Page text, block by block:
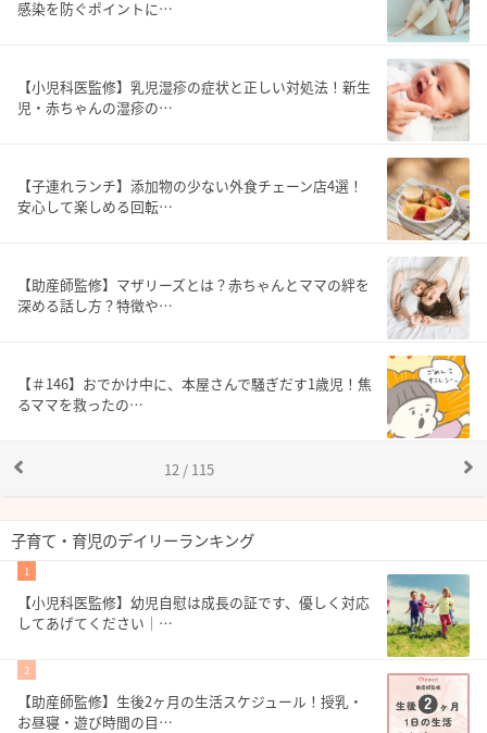
感染を防ぐポイントに…
【小児科医監修】乳児湿疹の症状と正しい対処法！新生
児・赤ちゃんの湿疹の…
【子連れランチ】添加物の少ない外食チェーン店4選！
安心して楽しめる回転…
【助産師監修】マザリーズとは？赤ちゃんとママの絆を
深める話し方？特徴や…
【＃146】おでかけ中に、本屋さんで騒ぎだす1歳児！焦
るママを救ったの…
12 / 115
子育て・育児のデイリーランキング
1
【小児科医監修】幼児自慰は成長の証です、優しく対応
してあげてください｜…
2
【助産師監修】生後2ヶ月の生活スケジュール！授乳・
お昼寝・遊び時間の目…